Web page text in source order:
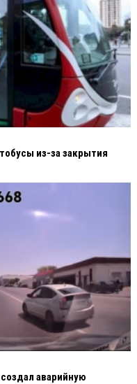
из-за закрытия
аварийную